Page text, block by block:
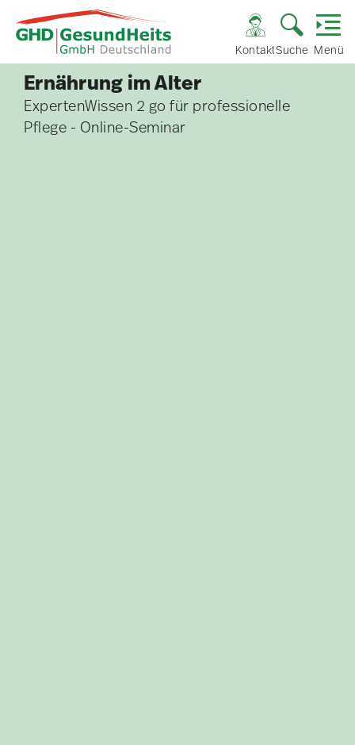
KontaktSuche Menü
Ernährung im Alter
ExpertenWissen 2 go für professionelle
Pflege - Online-Seminar